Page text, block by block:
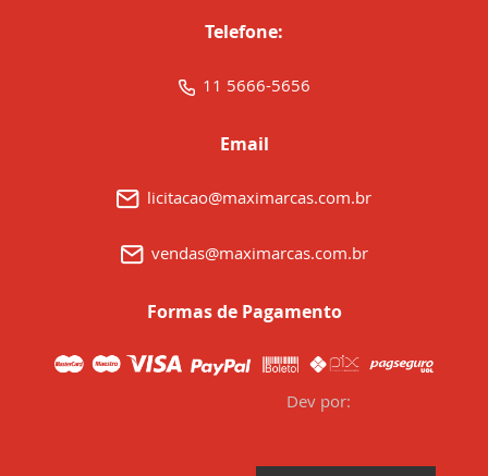
Telefone:
11 5666-5656
Email
licitacao@maximarcas.com.br
vendas@maximarcas.com.br
Formas de Pagamento
Dev por: